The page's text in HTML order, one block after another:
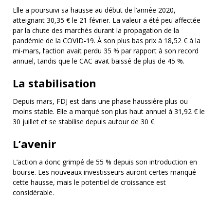
Elle a poursuivi sa hausse au début de l’année 2020,
atteignant 30,35 € le 21 février. La valeur a été peu affectée
par la chute des marchés durant la propagation de la
pandémie de la COVID-19. À son plus bas prix à 18,52 € à la
mi-mars, l’action avait perdu 35 % par rapport à son record
annuel, tandis que le CAC avait baissé de plus de 45 %.
La stabilisation
Depuis mars, FDJ est dans une phase haussière plus ou
moins stable. Elle a marqué son plus haut annuel à 31,92 € le
30 juillet et se stabilise depuis autour de 30 €.
L’avenir
L’action a donc grimpé de 55 % depuis son introduction en
bourse. Les nouveaux investisseurs auront certes manqué
cette hausse, mais le potentiel de croissance est
considérable.